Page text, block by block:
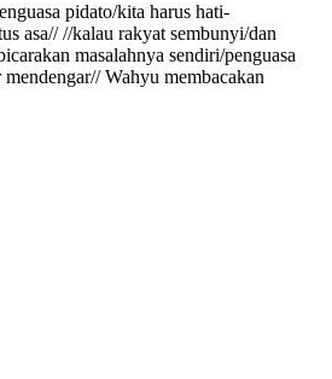
pidato/kita harus hati-
asa// //kalau rakyat sembunyi/dan
masalahnya sendiri/penguasa
Wahyu membacakan